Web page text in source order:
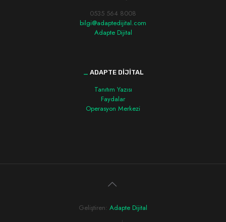
0535 564 8008
bilgi@adaptedijital.com
Adapte Dijital
_ ADAPTE DİJİTAL
Tanıtım Yazısı
Faydalar
Operasyon Merkezi
Geliştiren: Adapte Dijital